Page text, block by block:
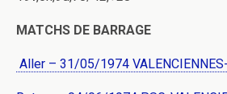
MATCHS DE BARRAGE
Aller – 31/05/1974